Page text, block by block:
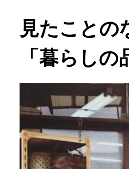
見たことの
「暮らし